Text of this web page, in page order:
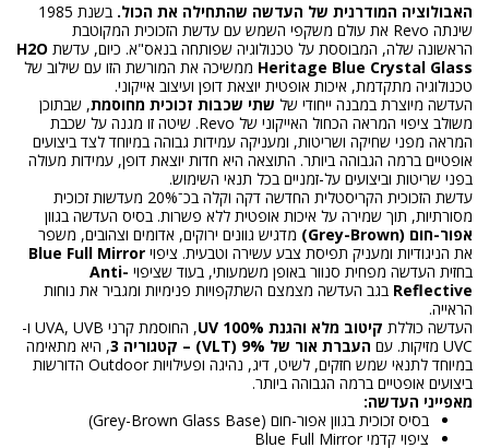
האבולוציה המודרנית של העדשה שהתחילה את הכול.
בשנת 1985
שינתה Revo את עולם משקפי השמש עם עדשת הזכוכית המקוטבת
הראשונה שלה, המבוססת על טכנולוגיה שפותחה בנאס"א. כיום, עדשת H2O
Heritage Blue Crystal Glass ממשיכה את המורשת הזו עם שילוב של
טכנולוגיה מתקדמת, איכות אופטית יוצאת דופן ועיצוב אייקוני.
העדשה מיוצרת במבנה ייחודי של שתי שכבות זכוכית מחוסמת, שבתוכן
משולב ציפוי המראה הכחול האייקוני של Revo. שיטה זו מגנה על שכבת
המראה מפני שחיקה ושריטות, ומעניקה עמידות גבוהה במיוחד לצד ביצועים
אופטיים ברמה הגבוהה ביותר. התוצאה היא חדות יוצאת דופן, עמידות מעולה
בפני שריטות וביצועים על-זמניים בכל תנאי השימוש.
עדשת הזכוכית הקריסטלית החדשה דקה וקלה בכ־20% מעדשות זכוכית
מסורתיות, תוך שמירה על איכות אופטית ללא פשרות. בסיס העדשה בגוון
אפור-חום (Grey-Brown)
מדגיש גוונים ירוקים, אדומים וצהובים, משפר
את הניגודיות ומעניק תפיסת צבע עשירה וטבעית. ציפוי Blue Full Mirror
בחזית העדשה מפחית סנוור באופן משמעותי, בעוד שציפוי Anti-
Reflective בגב העדשה מצמצם השתקפויות פנימיות ומגביר את נוחות
הראייה.
העדשה כוללת קיטוב מלא והגנת 100% UV
, החוסמת קרני UVA, UVB ו-
UVC מזיקות. עם
העברת אור של 9% (VLT) – קטגוריה 3
, היא מתאימה
במיוחד לתנאי שמש חזקים, לשיט, דיג, נהיגה ופעילויות Outdoor הדורשות
ביצועים אופטיים ברמה הגבוהה ביותר.
מאפייני העדשה:
בסיס זכוכית בגוון אפור-חום (Grey-Brown Glass Base)
ציפוי קדמי Blue Full Mirror